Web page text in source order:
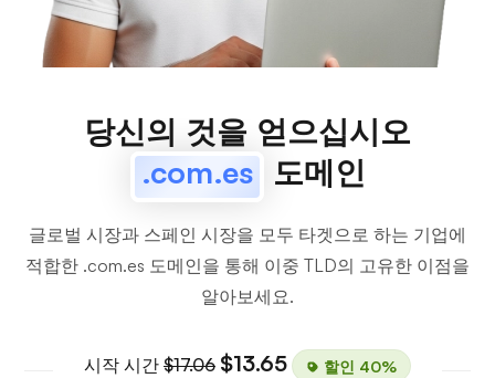
당신의 것을 얻으십시오
.com.es 도메인
글로벌 시장과 스페인 시장을 모두 타겟으로 하는 기업에
적합한 .com.es 도메인을 통해 이중 TLD의 고유한 이점을
알아보세요.
시작 시간 $17.06 $13.65 할인 40%